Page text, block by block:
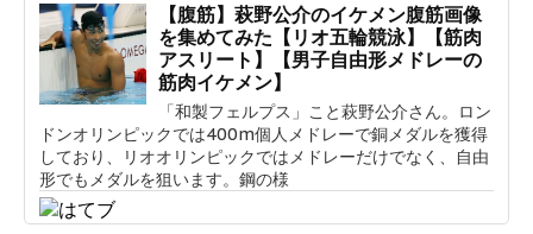
【腹筋】萩野公介のイケメン腹筋画像
を集めてみた【リオ五輪競泳】【筋肉
アスリート】【男子自由形メドレーの
筋肉イケメン】
「和製フェルプス」こと萩野公介さん。ロン
ドンオリンピックでは400m個人メドレーで銅メダルを獲得
しており、リオオリンピックではメドレーだけでなく、自由
形でもメダルを狙います。鋼の様